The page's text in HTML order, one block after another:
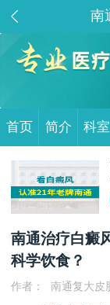
南
首页 简介 科室
南通治疗白癜
科学饮食？
作者： 南通复大皮